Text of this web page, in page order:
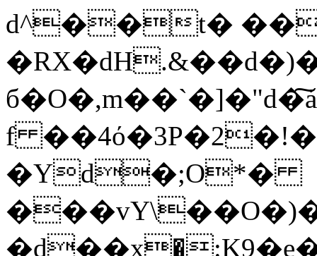
d^��t�
f ��4ό�3P�2�!�זgintYZ'��@��ʥ�
�Yd�;O*�